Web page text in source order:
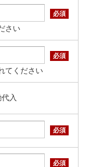
必須
さい
必須
てください
入
必須
必須